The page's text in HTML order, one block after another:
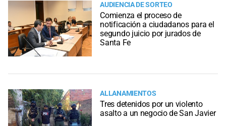
AUDIENCIA DE SORTEO
Comienza el proceso de
notificación a ciudadanos para el
segundo juicio por jurados de
Santa Fe
ALLANAMIENTOS
Tres detenidos por un violento
asalto a un negocio de San Javier